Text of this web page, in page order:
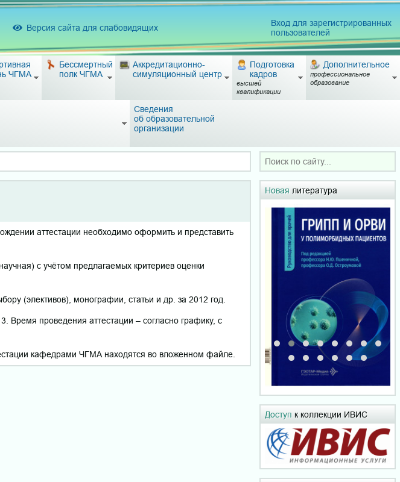
Версия сайта для слабовидящих
Вход для зарегистрированных
пользователей
ЧГМА
Бессмертный
полк ЧГМА
Аккредитационно-
симуляционный центр
Подготовка
кадров
высшей
квалификации
Дополнительное
профессиональное
образование
Сведения
об образовательной
организации
аттестации необходимо оформить и представить
с учётом предлагаемых критериев оценки
(элективов), монографии, статьи и др. за 2012 год.
Время проведения аттестации – согласно графику, с
кафедрами ЧГМА находятся во вложенном файле.
Новая литература
Доступ к коллекции ИВИС